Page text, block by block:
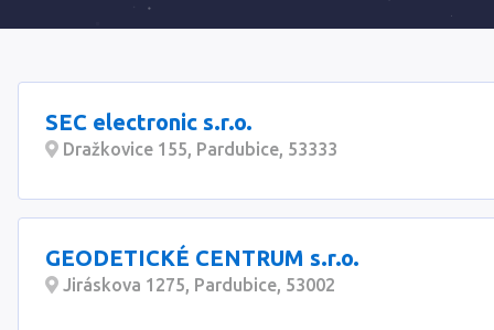
SEC electronic s.r.o.
Dražkovice 155, Pardubice, 53333
GEODETICKÉ CENTRUM s.r.o.
Jiráskova 1275, Pardubice, 53002